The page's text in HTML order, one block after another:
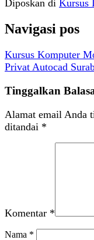
Diposkan di Kursus
Navigasi pos
Kursus Komputer
Privat Autocad
Tinggalkan
Alamat email Anda
ditandai *
Komentar *
Nama *